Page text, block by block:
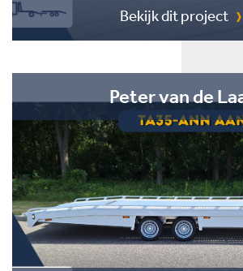
Bekijk dit project
Peter van de